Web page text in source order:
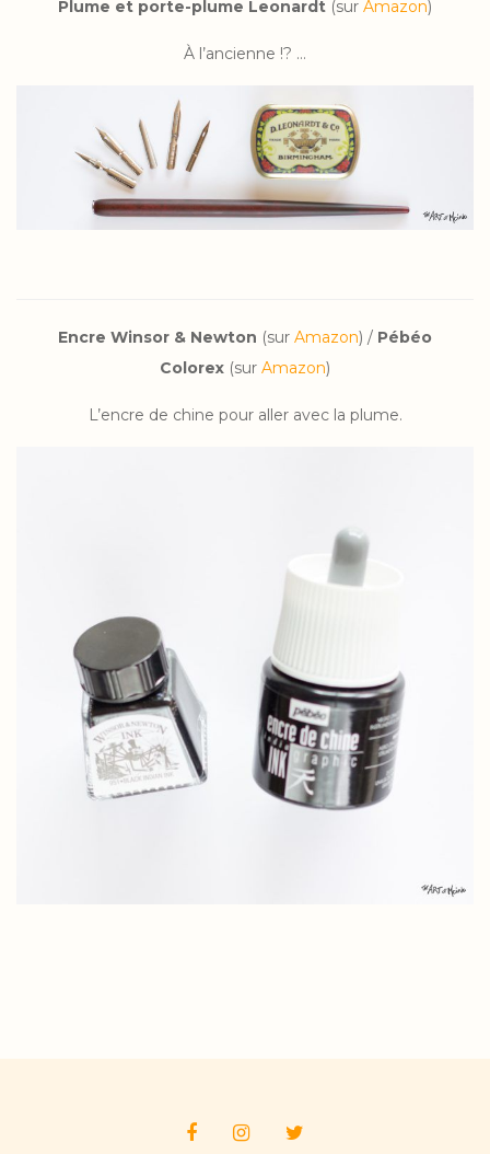
Plume et porte-plume Leonardt (sur Amazon)
À l’ancienne !? …
Encre Winsor & Newton (sur Amazon) / Pébéo
Colorex (sur Amazon)
L’encre de chine pour aller avec la plume.